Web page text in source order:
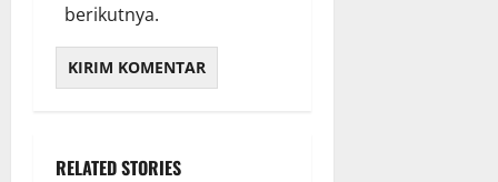
berikutnya.
RELATED STORIES